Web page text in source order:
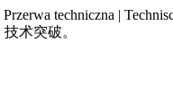
techniczna |
术突破。